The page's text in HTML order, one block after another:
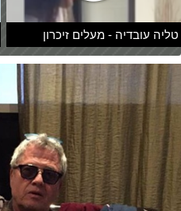
טליה עובדיה - מעלים זיכרון